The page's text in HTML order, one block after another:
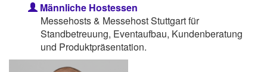
Männliche Hostessen
Messehosts & Messehost Stuttgart für
Standbetreuung, Eventaufbau, Kundenberatung
und Produktpräsentation.